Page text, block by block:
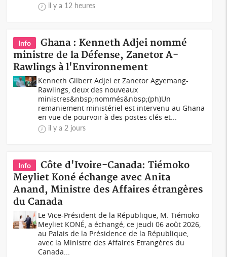
il y a 12 heures
Info
Ghana : Kenneth Adjei nommé
ministre de la Défense, Zanetor A-
Rawlings à l'Environnement
Kenneth Gilbert Adjei et Zanetor Agyemang-
Rawlings, deux des nouveaux
ministres&nbsp;nommés&nbsp;(ph)Un
remaniement ministériel est intervenu au Ghana
en vue de pourvoir à des postes clés et...
il y a 2 jours
Info
Côte d'Ivoire-Canada: Tiémoko
Meyliet Koné échange avec Anita
Anand, Ministre des Affaires étrangères
du Canada
Le Vice-Président de la République, M. Tiémoko
Meyliet KONÉ, a échangé, ce jeudi 06 août 2026,
au Palais de la Présidence de la République,
avec la Ministre des Affaires Etrangères du
Canada...